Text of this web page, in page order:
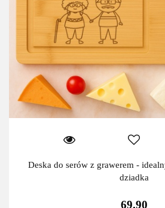
Deska do serów z grawerem -
dziadka
69.90